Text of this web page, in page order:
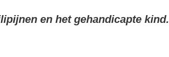
en het gehandicapte kind.